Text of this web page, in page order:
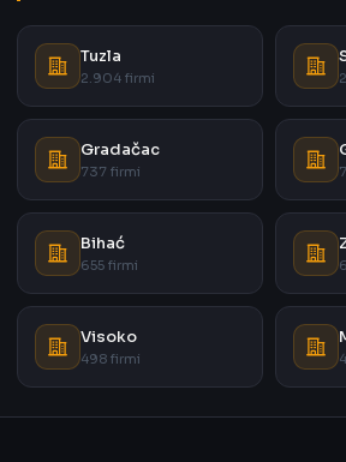
Tuzla
2.904 firmi
Gradačac
737 firmi
Bihać
655 firmi
Visoko
498 firmi